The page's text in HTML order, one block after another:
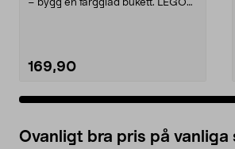
– bygg en färgglad bukett. LEGO
169,90
Ovanligt bra pris på vanliga